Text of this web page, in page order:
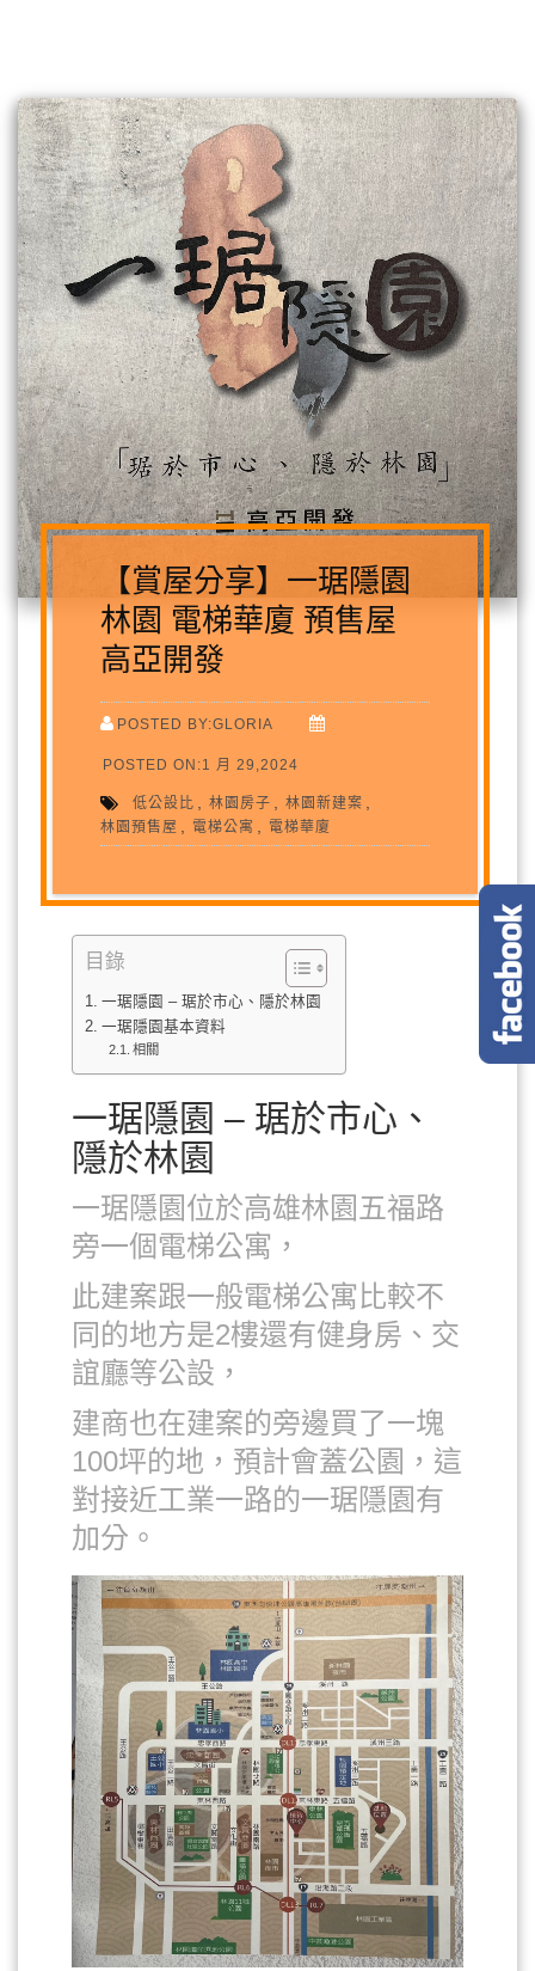
【賞屋分享】一琚隱園
林園 電梯華廈 預售屋
高亞開發
POSTED BY:GLORIA
POSTED ON:1 月 29,2024
低公設比 ,林園房子 ,林園新建案
林園預售屋 電梯公寓 電梯華廈
目錄
一琚隱園 – 琚於市心、隱於林園
一琚隱園基本資料
相關
一琚隱園 – 琚於市心、
隱於林園
一琚隱園位於高雄林園五福路
旁一個電梯公寓，
此建案跟一般電梯公寓比較不
同的地方是2樓還有健身房、交
誼廳等公設，
建商也在建案的旁邊買了一塊
100坪的地，預計會蓋公園，這
對接近工業一路的一琚隱園有
加分。